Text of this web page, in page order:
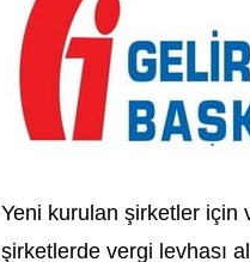
Yeni kurulan şirketler için
şirketlerde vergi levhası